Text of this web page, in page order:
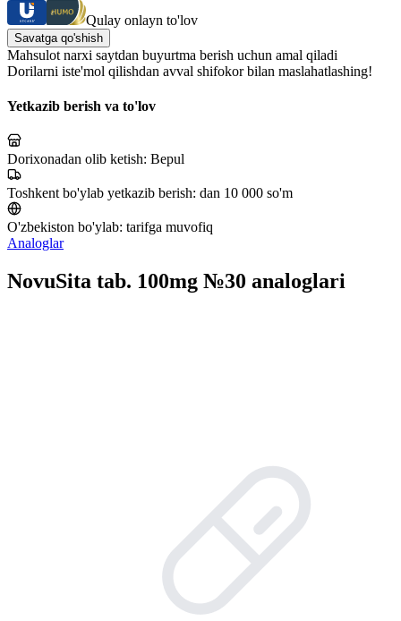
Qulay onlayn to'lov
Savatga qo'shish
Mahsulot narxi saytdan buyurtma berish uchun amal qiladi
Dorilarni iste'mol qilishdan avval shifokor bilan maslahatlashing!
Yetkazib berish va to'lov
Dorixonadan olib ketish: Bepul
Toshkent bo'ylab yetkazib berish: dan 10 000 so'm
O'zbekiston bo'ylab: tarifga muvofiq
Analoglar
NovuSita tab. 100mg №30 analoglari